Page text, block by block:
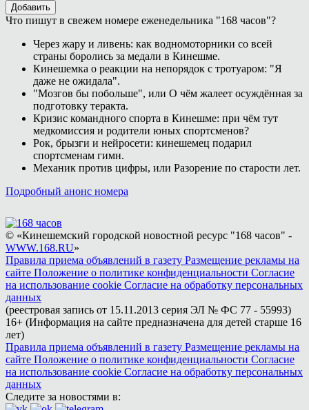
Добавить
Что пишут в свежем номере еженедельника "168 часов"?
Через жару и ливень: как водномоторники со всей
страны боролись за медали в Кинешме.
Кинешемка о реакции на непорядок с тротуаром: "Я
даже не ожидала".
"Мозгов бы побольше", или О чём жалеет осуждённая за
подготовку теракта.
Кризис командного спорта в Кинешме: при чём тут
медкомиссия и родители юных спортсменов?
Рок, брызги и нейросети: кинешемец подарил
спортсменам гимн.
Механик против цифры, или Разорение по старости лет.
Подробный анонс номера
© «Кинешемский городской новостной ресурс "168 часов" -
WWW.168.RU»
Правила приема объявлений в газету Размещение рекламы на
сайте Положение о политике конфиденциальности Согласие
на использование cookie Согласие на обработку персональных
данных
(реестровая запись от 15.11.2013 серия ЭЛ № ФС 77 - 55993)
16+ (Информация на сайте предназначена для детей старше 16
лет)
Правила приема объявлений в газету Размещение рекламы на
сайте Положение о политике конфиденциальности Согласие
на использование cookie Согласие на обработку персональных
данных
Следите за новостями в: